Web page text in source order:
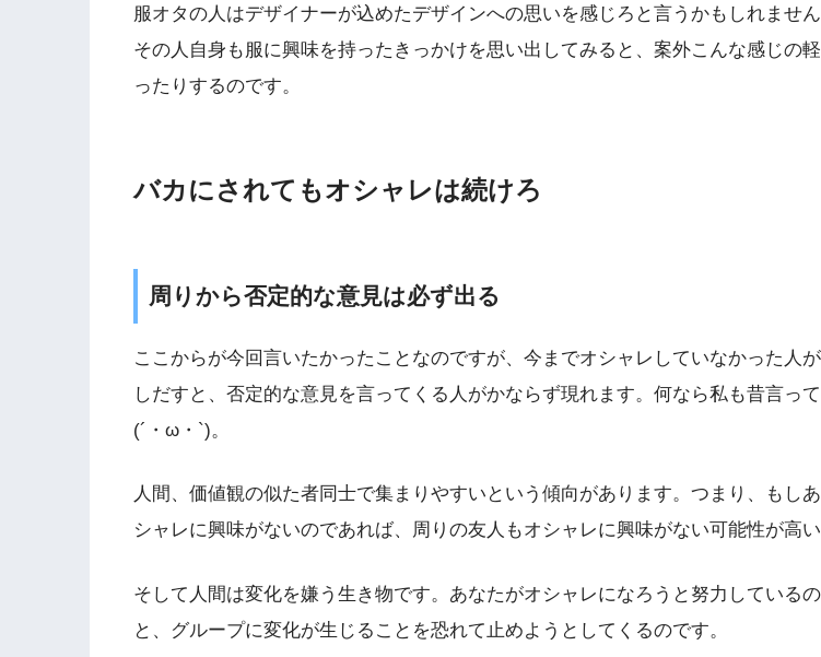
服オタの人はデザイナーが込めたデザインへの思いを感じろと言うかもしれませ
その人自身も服に興味を持ったきっかけを思い出してみると、案外こんな感じの
ったりするのです。
バカにされてもオシャレは続けろ
周りから否定的な意見は必ず出る
ここからが今回言いたかったことなのですが、今までオシャレしていなかった人
しだすと、否定的な意見を言ってくる人がかならず現れます。何なら私も昔言っ
(´・ω・`)。
人間、価値観の似た者同士で集まりやすいという傾向があります。つまり、もし
シャレに興味がないのであれば、周りの友人もオシャレに興味がない可能性が高い
そして人間は変化を嫌う生き物です。あなたがオシャレになろうと努力している
と、グループに変化が生じることを恐れて止めようとしてくるのです。